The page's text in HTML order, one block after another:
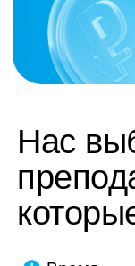
труду — мы
был приятнее